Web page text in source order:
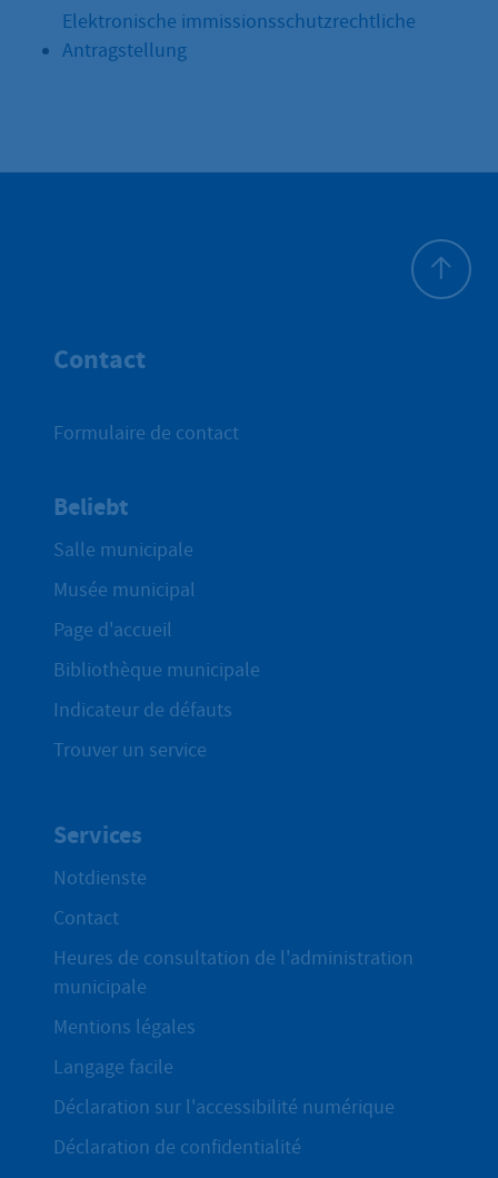
Elektronische immissionsschutzrechtliche
Antragstellung
Contact
Formulaire de contact
Beliebt
Salle municipale
Musée municipal
Page d'accueil
Bibliothèque municipale
Indicateur de défauts
Trouver un service
Services
Notdienste
Contact
Heures de consultation de l'administration
municipale
Mentions légales
Langage facile
Déclaration sur l'accessibilité numérique
Déclaration de confidentialité